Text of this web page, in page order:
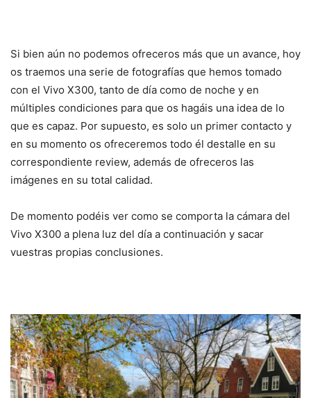
Si bien aún no podemos ofreceros más que un avance, hoy
os traemos una serie de fotografías que hemos tomado
con el Vivo X300, tanto de día como de noche y en
múltiples condiciones para que os hagáis una idea de lo
que es capaz. Por supuesto, es solo un primer contacto y
en su momento os ofreceremos todo él destalle en su
correspondiente review, además de ofreceros las
imágenes en su total calidad.
De momento podéis ver como se comporta la cámara del
Vivo X300 a plena luz del día a continuación y sacar
vuestras propias conclusiones.